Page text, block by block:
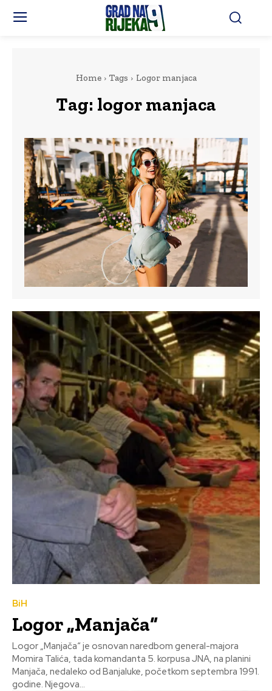
Home Tags Logor manjaca
Tag: logor manjaca
BiH
Logor „Manjača“
Logor „Manjača“ je osnovan naredbom general-majora
Momira Talića, tada komandanta 5. korpusa JNA, na planini
Manjača, nedaleko od Banjaluke, početkom septembra 1991.
godine. Njegova...